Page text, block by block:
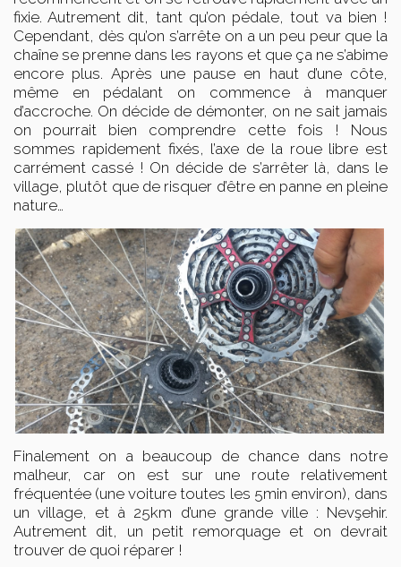
fixie. Autrement dit, tant qu’on pédale, tout va bien !
Cependant, dès qu’on s’arrête on a un peu peur que la
chaîne se prenne dans les rayons et que ça ne s’abime
encore plus. Après une pause en haut d’une côte,
même en pédalant on commence à manquer
d’accroche. On décide de démonter, on ne sait jamais
on pourrait bien comprendre cette fois ! Nous
sommes rapidement fixés, l’axe de la roue libre est
carrément cassé ! On décide de s’arrêter là, dans le
village, plutôt que de risquer d’être en panne en pleine
nature…
Finalement on a beaucoup de chance dans notre
malheur, car on est sur une route relativement
fréquentée (une voiture toutes les 5min environ), dans
un village, et à 25km d’une grande ville : Nevşehir.
Autrement dit, un petit remorquage et on devrait
trouver de quoi réparer !